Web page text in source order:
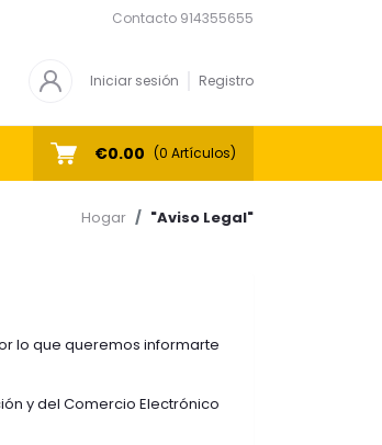
Contacto 914355655
Iniciar sesión Registro
Somos? Contacto
€0.00 (0 Artículos)
Hogar "Aviso Legal"
lo que queremos informarte
y del Comercio Electrónico